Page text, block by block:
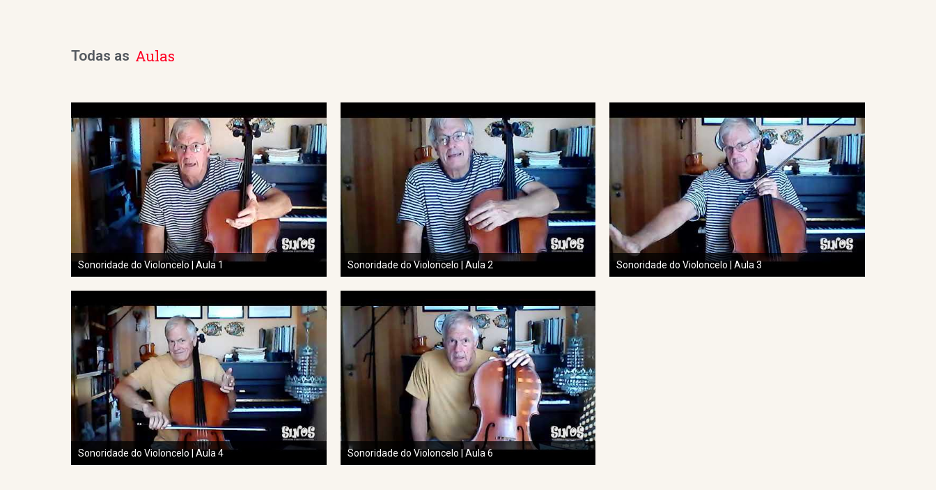
Todas as Aulas
Sonoridade do Violoncelo | Aula 1 Sonoridade do Violoncelo | Aula 2 Sonoridade do Violoncelo | Aula 3
Sonoridade do Violoncelo | Aula 4 Sonoridade do Violoncelo | Aula 6